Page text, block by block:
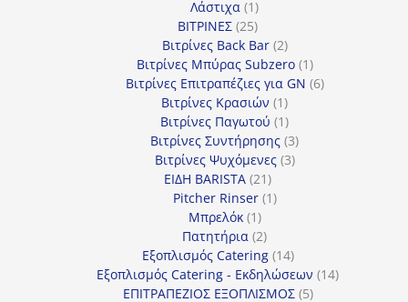
Λάστιχα 11
προϊόν
ΒΙΤΡΙΝΕΣ 2525
προϊόντα
Βιτρίνες Back Bar 22
προϊόντα
Βιτρίνες Mπύρας Subzero 11
προϊόν
Βιτρίνες Επιτραπέζιες για GN 66
Βιτρίνες Κρασιών 11
προϊόν
Βιτρίνες Παγωτού 11
προϊόν
Βιτρίνες Συντήρησης 33
προϊόντα
Βιτρίνες Ψυχόμενες 33
ΕΙΔΗ BARISTA 2121
προϊόντα
Pitcher Rinser 11
Μπρελόκ 11
προϊόν
Πατητήρια 22
προϊόντα
Εξοπλισμός Catering 1414
προϊόντα
Εξοπλισμός Catering - Εκδηλώσεων 1414
ΕΠΙΤΡΑΠΕΖΙΟΣ ΕΞΟΠΛΙΣΜΟΣ 55